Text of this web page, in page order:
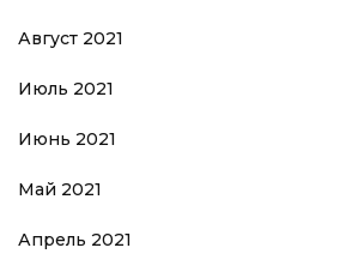
Август 2021
Июль 2021
Июнь 2021
Май 2021
Апрель 2021